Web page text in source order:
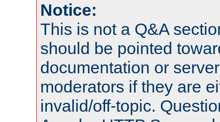
Notice:
This is not a Q&A
should be pointed
documentation or
moderators if they are
invalid/off-topic.